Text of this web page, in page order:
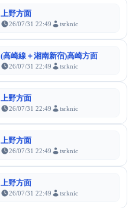
上野方面
26/07/31 22:49 tsrknic
(高崎線＋湘南新宿)高崎方面
26/07/31 22:49 tsrknic
上野方面
26/07/31 22:49 tsrknic
上野方面
26/07/31 22:49 tsrknic
上野方面
26/07/31 22:49 tsrknic